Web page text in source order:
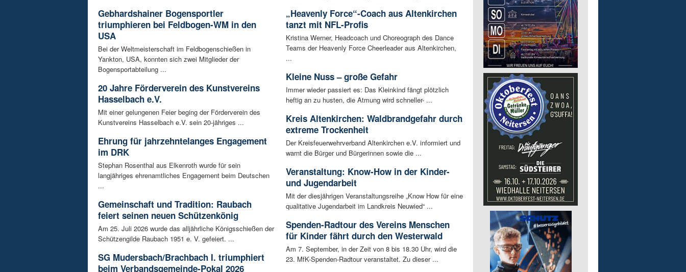
Gebhardshainer Bogensportler
triumphieren bei Feldbogen-WM in den
USA
Bei der Weltmeisterschaft im Feldbogenschießen in
Yankton, USA, konnten sich zwei Mitglieder der
Bogensportabteilung ...
20 Jahre Förderverein des Kunstvereins
Hasselbach e.V.
Mit einer gelungenen Feier beging der Förderverein des
Kunstvereins Hasselbach e.V. sein 20-jähriges ...
Ehrung für jahrzehntelanges Engagement
im DRK
Stephan Rosenthal aus Elkenroth wurde für sein
langjähriges ehrenamtliches Engagement beim Deutschen
...
Gemeinschaft und Tradition: Raubach
feiert seinen neuen Schützenkönig
Am 25. Juli 2026 wurde das alljährliche Königsschießen der
Schützengilde Raubach 1951 e. V. gefeiert. ...
SG Mudersbach/Brachbach I. triumphiert
beim Verbandsgemeinde-Pokal 2026
„Heavenly Force“-Coach aus Altenkirchen
tanzt mit NFL-Profis
Kristina Werner, Headcoach und Choreograph des Dance
Teams der Heavenly Force Cheerleader aus Altenkirchen,
...
Kleine Nuss – große Gefahr
Immer wieder passiert es: Das Kleinkind fängt plötzlich
heftig an zu husten, die Atmung wird schneller- ...
Kreis Altenkirchen: Waldbrandgefahr durch
extreme Trockenheit
Der Kreisfeuerwehrverband Altenkirchen e.V. informiert und
warnt die Bürger und Bürgerinnen sowie die ...
Veranstaltung: Know-How in der Kinder-
und Jugendarbeit
Mit der diesjährigen Veranstaltungsreihe „Know How für eine
qualitative Jugendarbeit im Landkreis Neuwied“ ...
Spenden-Radtour des Vereins Menschen
für Kinder fährt durch den Westerwald
Am 7. September, in der Zeit von 8 bis 18.30 Uhr, wird die
23. MfK-Spenden-Radtour veranstaltet. Zu dieser ...